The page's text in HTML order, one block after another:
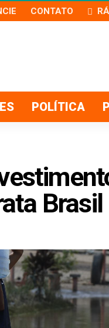
CONTATO
POLÍTICA
Brasil